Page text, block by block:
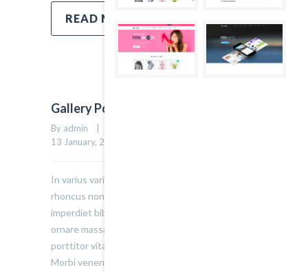
READ MORE
Gallery Post Style
By admin    |    Uncategorized    |
13 January, 2015    |
In varius varius justo, eget ultrices mauris
rhoncus non. Morbi tristique, mauris eu
imperdiet bibendum, velit diam iaculis velit, in
ornare massa enim at lorem. Etiam risus diam,
porttitor vitae ultrices quis. Dapibus id dolor.
Morbi venenatis lacinia rhoncus. Pellentesque